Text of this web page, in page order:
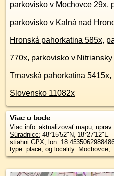
parkovisko v Mochovce 29x,
parkovisko v Kalná nad
Hronská pahorkatina 585x,
770x, parkovisko v
Trnavská pahorkatina 5415x,
Slovensko 11082x
Viac o bode
Viac info: aktualizovať mapu, uprav
Súradnice: 48°15'52"N, 18°27'12"E
stiahni GPX, lon:
type: place, og locality: Mochovce,